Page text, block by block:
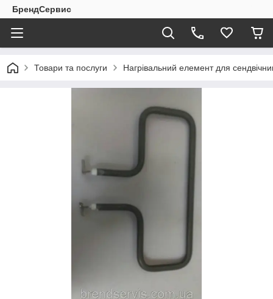
БрендСервис
Товари та послуги Нагрівальний елемент для